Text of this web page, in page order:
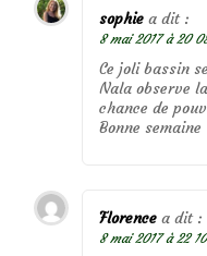
sophie a dit :
8 mai 2017 à 20
Ce joli bassin
Nala observe
chance de
Bonne semaine
Florence a dit :
8 mai 2017 à 22